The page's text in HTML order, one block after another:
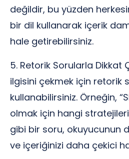
değildir, bu yüzden
bir dil kullanarak içerik
hale getirebilirsiniz.
5. Retorik Sorularla Dikkat
ilgisini çekmek için retorik
kullanabilirsiniz. Örneğin,
olmak için hangi stratejileri
gibi bir soru, okuyucunun
ve içeriğinizi daha çekici